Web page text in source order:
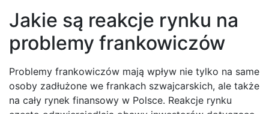
Jakie są reakcje rynku na
problemy frankowiczów
Problemy frankowiczów mają wpływ nie tylko na same
osoby zadłużone we frankach szwajcarskich, ale także
na cały rynek finansowy w Polsce. Reakcje rynku